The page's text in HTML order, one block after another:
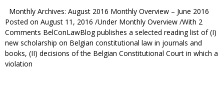
Monthly Archives: August 2016 Monthly Overview – June 2016
Posted on August 11, 2016 /Under Monthly Overview /With 2
Comments BelConLawBlog publishes a selected reading list of (I)
new scholarship on Belgian constitutional law in journals and
books, (II) decisions of the Belgian Constitutional Court in which a
violation